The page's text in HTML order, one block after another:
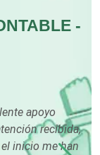
-
apoyo
recibida,
inicio me han